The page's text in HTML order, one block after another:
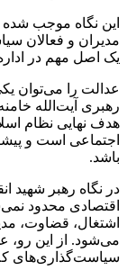
این نگاه موجب
مدیران و فعالان
یک اصل مهم در
عدالت را می‌توان
رهبری آیت‌الله
هدف نهایی نظام
اجتماعی است و
باشد.
در نگاه رهبر شهید
اقتصادی محدود
اشتغال، قضاوت،
می‌شود. از این رو،
سیاست‌گذاری‌های